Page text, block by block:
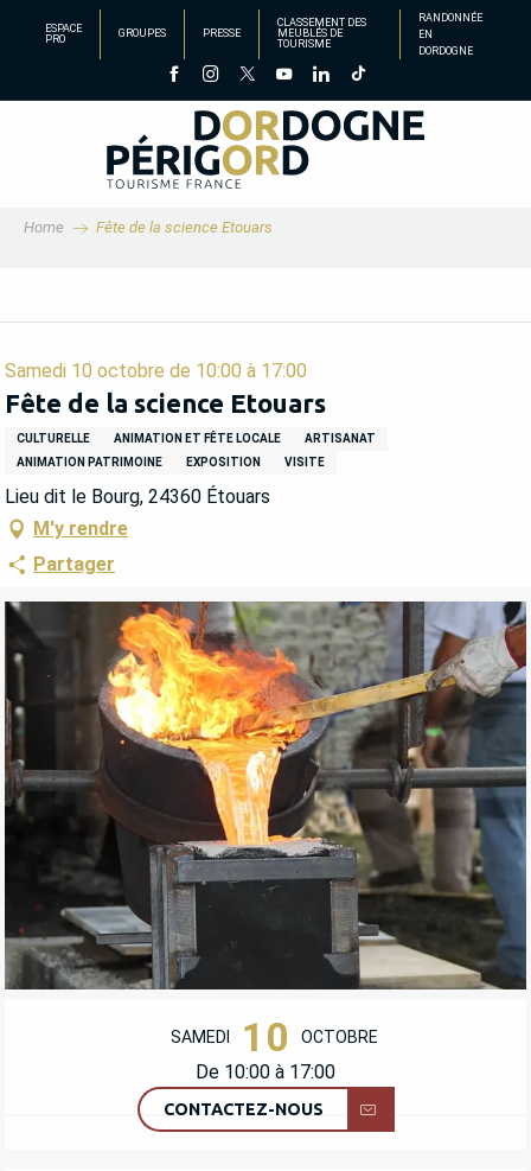
principal
ESPACE
PRO
GROUPES PRESSE
CLASSEMENT DES
MEUBLÉS DE
TOURISME
RANDONNÉE
EN
DORDOGNE
Home Fête de la science Etouars
Samedi 10 octobre de 10:00 à 17:00
Fête de la science Etouars
CULTURELLE ANIMATION ET FÊTE LOCALE
ARTISANAT
ANIMATION PATRIMOINE
EXPOSITION VISITE
Lieu dit le Bourg, 24360 Étouars
M'y rendre
Partager
OUVERTURE ET COORDONNÉES
SAMEDI 10 OCTOBRE
De 10:00 à 17:00
CONTACTEZ-NOUS